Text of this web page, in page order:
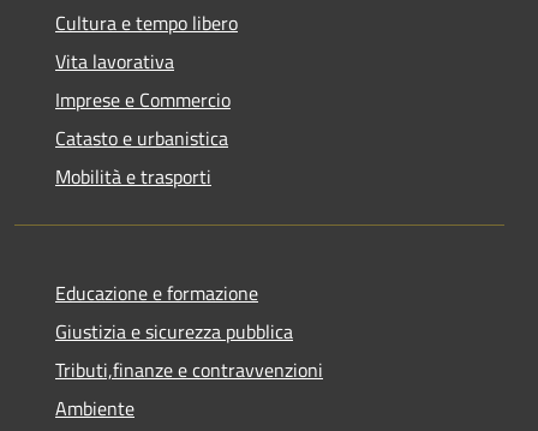
Cultura e tempo libero
Vita lavorativa
Imprese e Commercio
Catasto e urbanistica
Mobilità e trasporti
Educazione e formazione
Giustizia e sicurezza pubblica
Tributi,finanze e contravvenzioni
Ambiente